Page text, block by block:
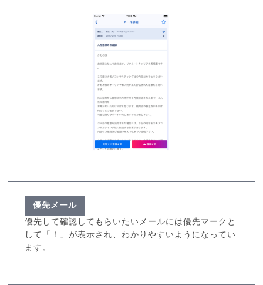
優先メール
優先して確認してもらいたいメールには優先マークと
して「！」が表示され、わかりやすいようになってい
ます。